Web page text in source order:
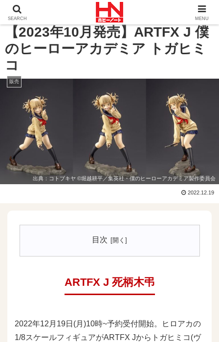
ホーム 【2023年10月発売】ARTFX J 僕のヒーロ
【2023年10月発売】ARTFX J 僕
のヒーローアカデミア トガヒミ
コ
販売
出典： コトブキヤ ©堀越耕平／集英社・僕のヒーローアカデミア製作委員会
2022.12.19
目次
ARTFX J 死柄木弔
2022年12月19日(月)10時~予約受付開始。ヒロアカの
1/8スケールフィギュアがARTFX Jからトガヒミコ(ヴ
SEARCH MENU